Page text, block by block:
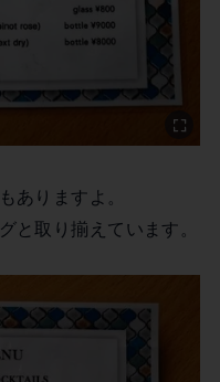
ありますよ。
と取り揃えています。